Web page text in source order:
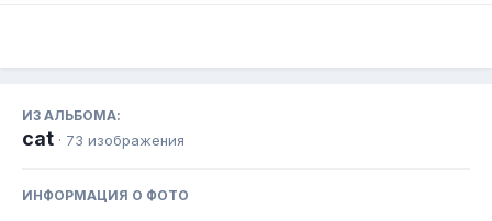
ИЗ АЛЬБОМА:
cat · 73 изображения
ИНФОРМАЦИЯ О ФОТО